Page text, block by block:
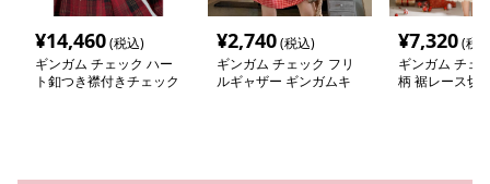
¥14,460(税込)
ギンガム チェック ハー
ト釦つき襟付きチェック
¥2,740(税込)
ギンガム チェック フリ
ルギャザー ギンガムキ
¥7,320(税
ギンガム チェ
柄 裾レース切